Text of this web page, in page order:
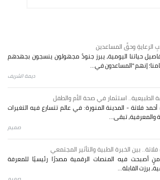
الرعايةِ وحقِّ المساعدين
حياتنا اليومية، يبرز جنودٌ مجهولون ينسجون بجهدهم
إنهم "المساعدون في...
ديمة الشريف
الطبيعية.. استثمار في صحة الأم والطفل
فلاتة - المدينة المنورة: في عالم تتسارع فيه التغيرات
والمعرفية، تبقى...
صميم
بين الخبرة الطبية والتأثير المجتمعي
أصبحت فيه المنصات الرقمية مصدرًا رئيسيًا للمعرفة
برزت القابلة...